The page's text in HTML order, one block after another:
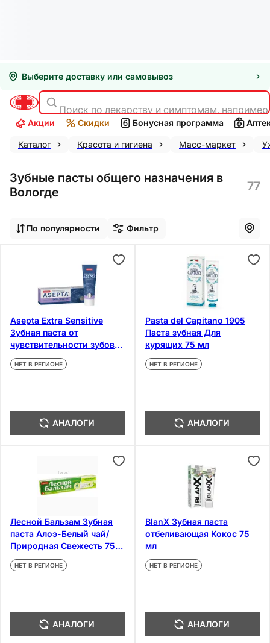
Выберите доставку или самовывоз
Поиск по лекарству и симптомам,
Акции Скидки Бонусная программа
Каталог Красота и гигиена Масс-маркет
Зубные пасты общего назначения в
Вологде
77
По популярности Фильтр
Asepta Extra Sensitive
Зубная паста от
чувствительности зубов
75 мл
НЕТ В РЕГИОНЕ
АНАЛОГИ
Pasta del Capitano 1905
Паста зубная Для
курящих 75 мл
НЕТ В РЕГИОНЕ
АНАЛОГИ
Лесной Бальзам Зубная
паста Алоэ-Белый чай/
Природная Свежесть 75
мл
НЕТ В РЕГИОНЕ
АНАЛОГИ
BlanX Зубная паста
отбеливающая Кокос 75
мл
НЕТ В РЕГИОНЕ
АНАЛОГИ